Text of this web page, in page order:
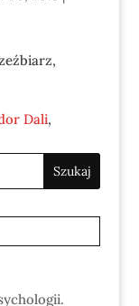
Dali,